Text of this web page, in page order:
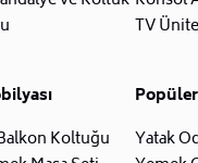
TV
Koltuğu
Yatak